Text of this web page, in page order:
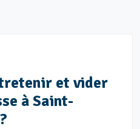
et vider
à Saint-